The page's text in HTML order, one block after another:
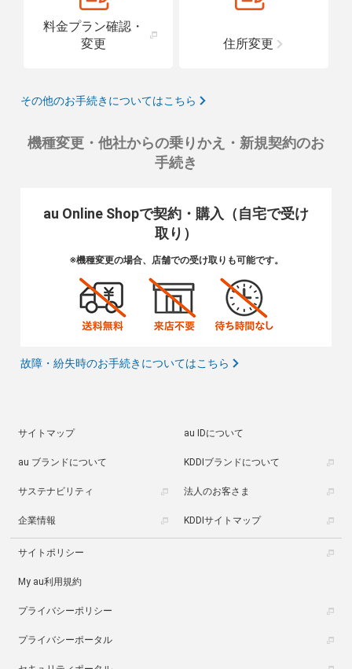
料金プラン確認・
変更
住所変更
その他のお手続きについてはこちら
機種変更・他社からの乗りかえ・新規契約のお
手続き
au Online Shopで契約・購入（自宅で受け
取り）
※機種変更の場合、店舗での受け取りも可能です。
故障・紛失時のお手続きについてはこちら
サイトマップ au IDについて
au ブランドについて KDDIブランドについて
サステナビリティ 法人のお客さま
企業情報 KDDIサイトマップ
サイトポリシー
My au利用規約
プライバシーポリシー
プライバシーポータル